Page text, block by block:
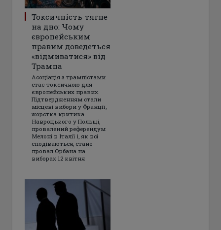
Токсичність тягне
на дно: Чому
європейським
правим доведеться
«відмиватися» від
Трампа
Асоціація з трампістами
стає токсичною для
європейських правих.
Підтвердженням стали
місцеві вибори у Франції,
жорстка критика
Навроцького у Польщі,
провалений референдум
Мелоні в Італії і, як всі
сподіваються, стане
провал Орбана на
виборах 12 квітня